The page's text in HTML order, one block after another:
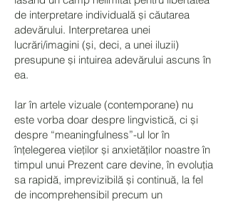
de interpretare individuală și căutarea
adevărului. Interpretarea unei
lucrări/imagini (și, deci, a unei iluzii)
presupune și intuirea adevărului ascuns în
ea.
Iar în artele vizuale (contemporane) nu
este vorba doar despre lingvistică, ci și
despre “meaningfulness”-ul lor în
înțelegerea vieților și anxietăților noastre în
timpul unui Prezent care devine, în evoluția
sa rapidă, imprevizibilă și continuă, la fel
de incomprehensibil precum un